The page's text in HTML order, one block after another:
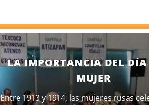
LA IMPORTANCIA DEL DÍA
MUJER
Entre 1913 y 1914, las mujeres rusas